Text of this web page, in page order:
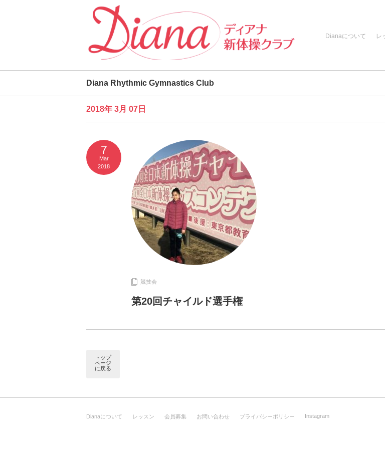
Dianaについて レ
Diana Rhythmic Gymnastics Club
2018年 3月 07日
7
Mar
2018
競技会
第20回チャイルド選手権
トップ
ページ
に戻る
Dianaについて レッスン 会員募集 お問い合わせ プライバシーポリシー Instagram